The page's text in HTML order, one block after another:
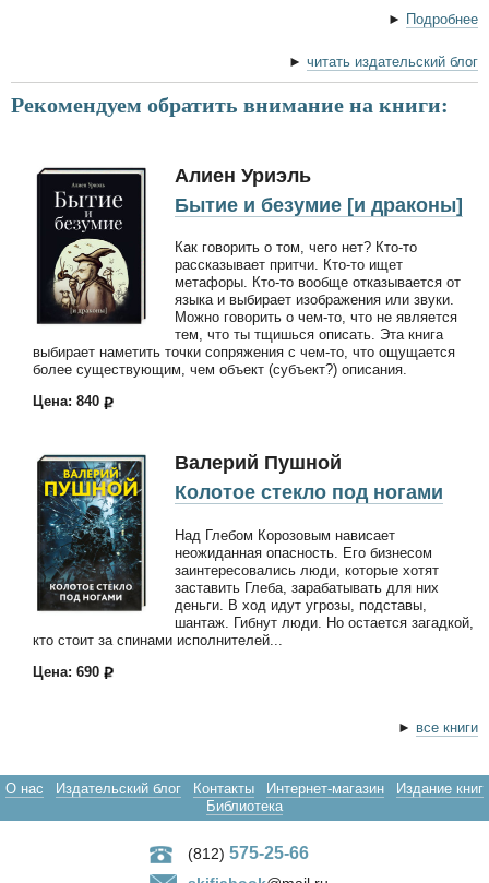
► Подробнее
► читать издательский блог
Рекомендуем обратить внимание на книги:
Алиен Уриэль
Бытие и безумие [и драконы]
Как говорить о том, чего нет? Кто-то
рассказывает притчи. Кто-то ищет
метафоры. Кто-то вообще отказывается от
языка и выбирает изображения или звуки.
Можно говорить о чем-то, что не является
тем, что ты тщишься описать. Эта книга
выбирает наметить точки сопряжения с чем-то, что ощущается
более существующим, чем объект (субъект?) описания.
Цена: 840
Валерий Пушной
Колотое стекло под ногами
Над Глебом Корозовым нависает
неожиданная опасность. Его бизнесом
заинтересовались люди, которые хотят
заставить Глеба, зарабатывать для них
деньги. В ход идут угрозы, подставы,
шантаж. Гибнут люди. Но остается загадкой,
кто стоит за спинами исполнителей...
Цена: 690
► все книги
О нас Издательский блог Контакты Интернет-магазин
Издание книг
Библиотека
(812) 575-25-66